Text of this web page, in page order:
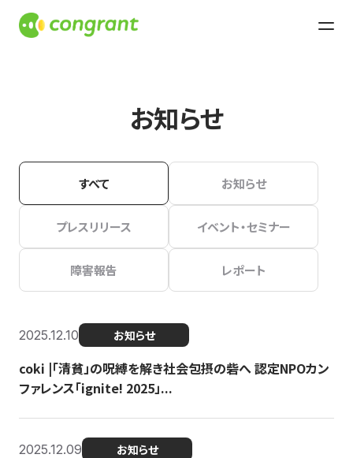
お知らせ
すべて お知らせ
プレスリリース イベント・セミナー
障害報告 レポート
2025.12.10 お知らせ
coki |「清貧」の呪縛を解き社会包摂の砦へ 認定NPOカン
ファレンス「ignite! 2025」...
2025.12.09 お知らせ